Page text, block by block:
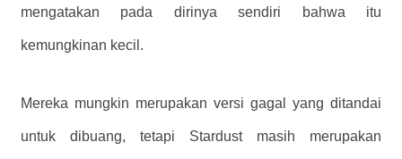
mengatakan pada dirinya sendiri bahwa itu
kemungkinan kecil.
Mereka mungkin merupakan versi gagal yang ditandai
untuk dibuang, tetapi Stardust masih merupakan